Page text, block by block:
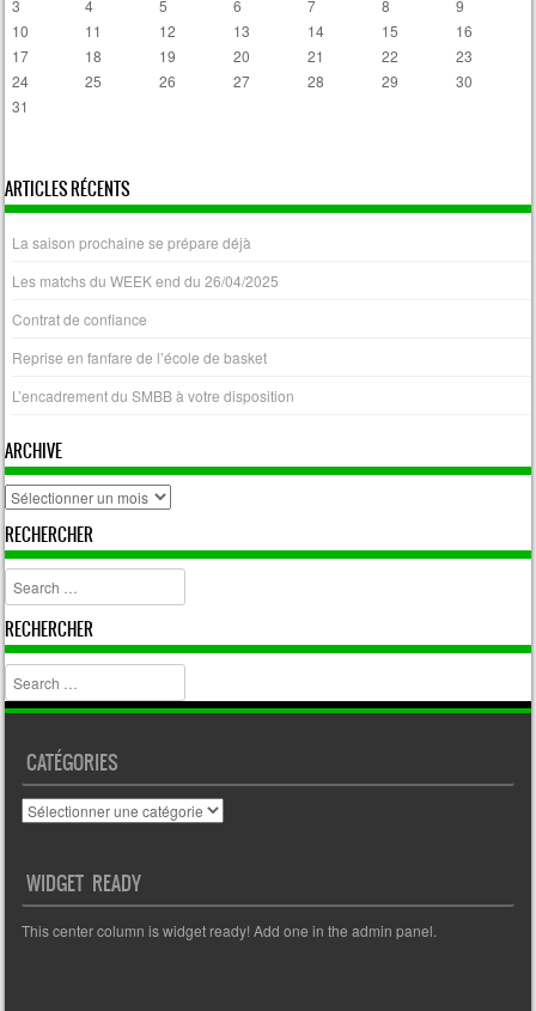
3
4 5 6 7 8
9
10
11 12 13 14 15
16
17
18 19 20 21 22
23
24
25 26 27 28 29
30
31
ARTICLES RÉCENTS
La saison prochaine se prépare déjà
Les matchs du WEEK end du 26/04/2025
Contrat de confiance
Reprise en fanfare de l’école de basket
L’encadrement du SMBB à votre disposition
ARCHIVE
archive
RECHERCHER
Search
RECHERCHER
Search
CATÉGORIES
Catégories
WIDGET READY
This center column is widget ready! Add one in the admin panel.